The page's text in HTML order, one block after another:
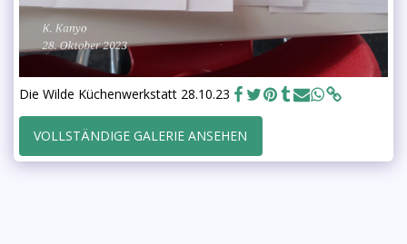
Die Wilde Küchenwerkstatt 28.10.23
VOLLSTÄNDIGE GALERIE ANSEHEN